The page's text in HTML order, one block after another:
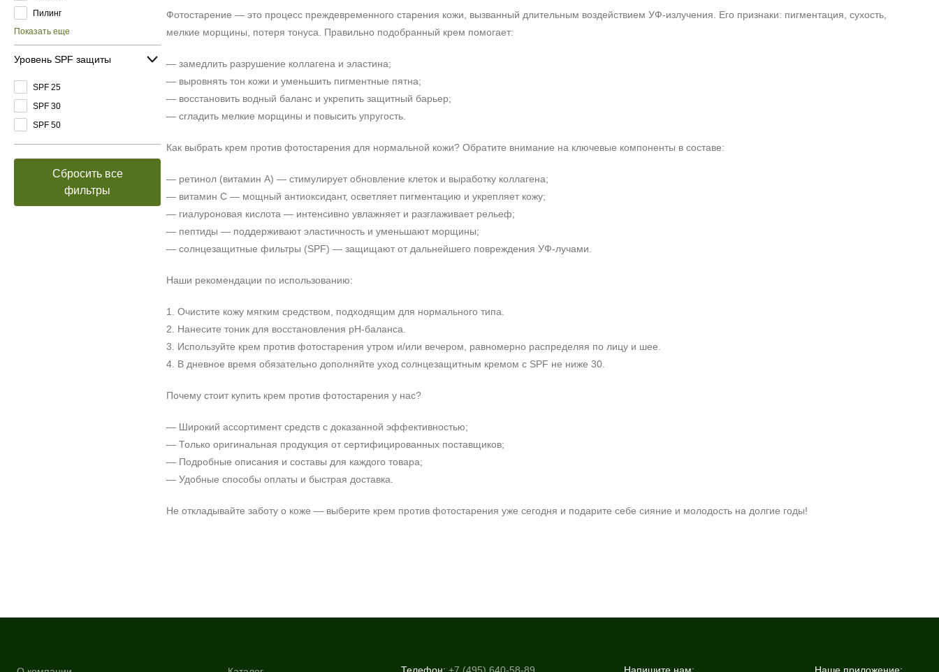
Пилинг
Показать еще
Уровень SPF защиты
SPF 25
SPF 30
SPF 50
Сбросить все
фильтры
Фотостарение — это процесс преждевременного старения кожи, вызванный длительным воздействием УФ‑излучения. Его признаки: пигментация, сухость,
мелкие морщины, потеря тонуса. Правильно подобранный крем помогает:
— замедлить разрушение коллагена и эластина;
— выровнять тон кожи и уменьшить пигментные пятна;
— восстановить водный баланс и укрепить защитный барьер;
— сгладить мелкие морщины и повысить упругость.
Как выбрать крем против фотостарения для нормальной кожи? Обратите внимание на ключевые компоненты в составе:
— ретинол (витамин А) — стимулирует обновление клеток и выработку коллагена;
— витамин С — мощный антиоксидант, осветляет пигментацию и укрепляет кожу;
— гиалуроновая кислота — интенсивно увлажняет и разглаживает рельеф;
— пептиды — поддерживают эластичность и уменьшают морщины;
— солнцезащитные фильтры (SPF) — защищают от дальнейшего повреждения УФ‑лучами.
Наши рекомендации по использованию:
1. Очистите кожу мягким средством, подходящим для нормального типа.
2. Нанесите тоник для восстановления pH‑баланса.
3. Используйте крем против фотостарения утром и/или вечером, равномерно распределяя по лицу и шее.
4. В дневное время обязательно дополняйте уход солнцезащитным кремом с SPF не ниже 30.
Почему стоит купить крем против фотостарения у нас?
— Широкий ассортимент средств с доказанной эффективностью;
— Только оригинальная продукция от сертифицированных поставщиков;
— Подробные описания и составы для каждого товара;
— Удобные способы оплаты и быстрая доставка.
Не откладывайте заботу о коже — выберите крем против фотостарения уже сегодня и подарите себе сияние и молодость на долгие годы!